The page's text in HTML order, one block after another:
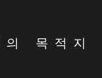
의 목적지